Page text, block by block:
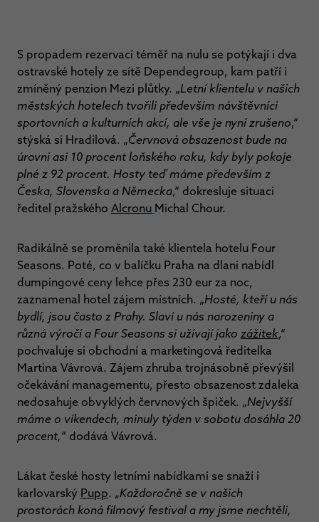
S propadem rezervací téměř na nulu se potýkají i dva
ostravské hotely ze sítě Dependegroup, kam patří i
zmíněný penzion Mezi plůtky. „Letní klientelu v našich
městských hotelech tvořili především návštěvníci
sportovních a kulturních akcí, ale vše je nyní zrušeno,“
stýská si Hradilová. „Červnová obsazenost bude na
úrovni asi 10 procent loňského roku, kdy byly pokoje
plné z 92 procent. Hosty teď máme především z
Česka, Slovenska a Německa,“ dokresluje situaci
ředitel pražského Alcronu Michal Chour.
Radikálně se proměnila také klientela hotelu Four
Seasons. Poté, co v balíčku Praha na dlani nabídl
dumpingové ceny lehce přes 230 eur za noc,
zaznamenal hotel zájem místních. „Hosté, kteří u nás
bydlí, jsou často z Prahy. Slaví u nás narozeniny a
různá výročí a Four Seasons si užívají jako zážitek,“
pochvaluje si obchodní a marketingová ředitelka
Martina Vávrová. Zájem zhruba trojnásobně převýšil
očekávání managementu, přesto obsazenost zdaleka
nedosahuje obvyklých červnových špiček. „Nejvyšší
máme o víkendech, minuly týden v sobotu dosáhla 20
procent,“ dodává Vávrová.
Lákat české hosty letními nabídkami se snaží i
karlovarský Pupp. „Každoročně se v našich
prostorách koná filmový festival a my jsme nechtěli,